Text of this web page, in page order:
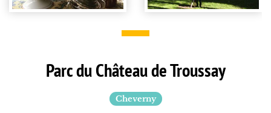
Parc du Château de Troussay
Cheverny